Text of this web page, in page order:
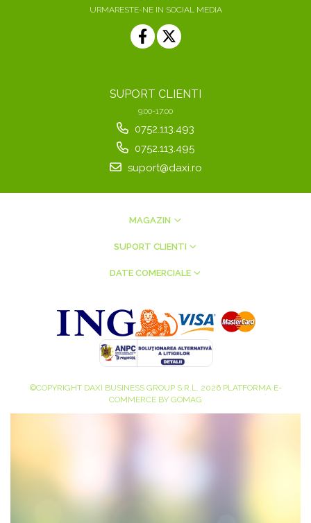
URMARESTE-NE IN SOCIAL MEDIA
SUPORT CLIENTI
9:00-17:00
0752.113.493
0752.113.495
suport@daxi.ro
MAGAZIN
SUPORT CLIENTI
DATE COMERCIALE
©COPYRIGHT DAXI BUSINESS GROUP S.R.L. 2026 PLATFORMA E-
COMMERCE BY GOMAG